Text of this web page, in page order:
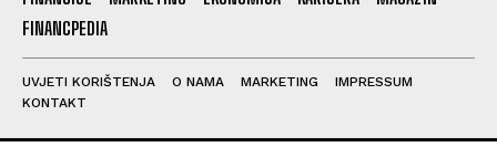
FINANCPEDIA
UVJETI KORIŠTENJA O NAMA MARKETING
IMPRESSUM
KONTAKT